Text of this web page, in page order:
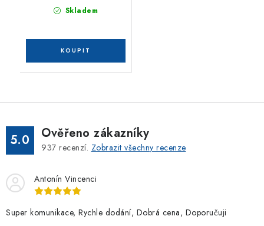
Skladem
5.0 Ověřeno zákazníky
937 recenzí. Zobrazit všechny recenze
Antonín Vincenci
Super komunikace, Rychle dodání, Dobrá cena, Doporučuji